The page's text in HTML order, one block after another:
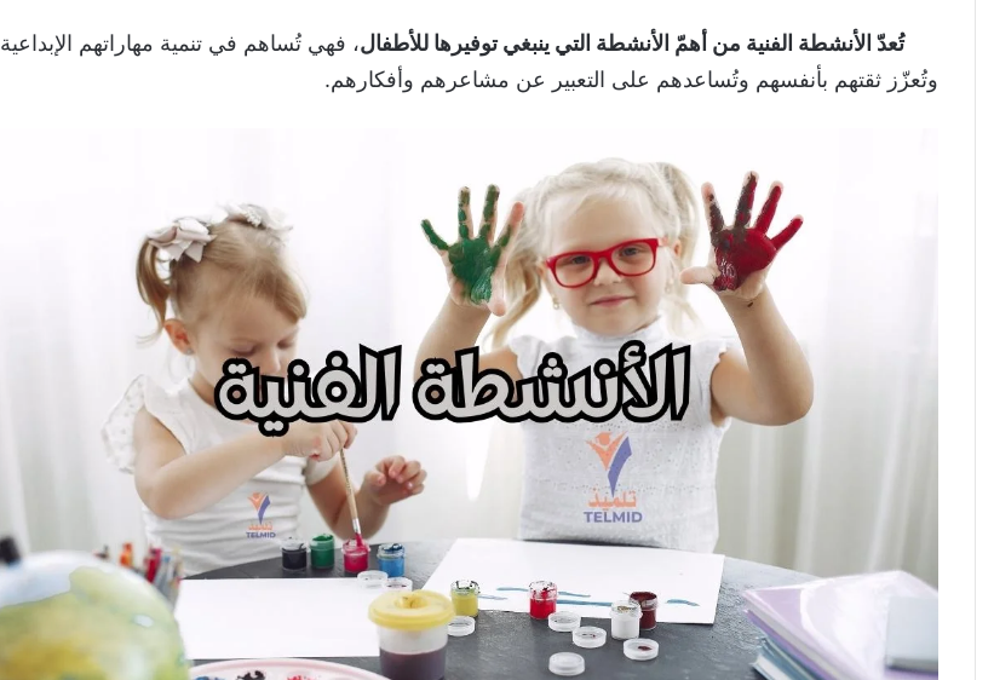
تُعدّ الأنشطة الفنية من أهمّ الأنشطة التي ينبغي توفيرها للأطفال، فهي تُساهم في تنمية مهاراتهم الإبداعية
وتُعزّز ثقتهم بأنفسهم وتُساعدهم على التعبير عن مشاعرهم وأفكارهم.